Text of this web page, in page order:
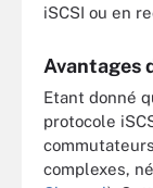
iSCSI ou en
Avantages
Etant donné
protocole
complexes,